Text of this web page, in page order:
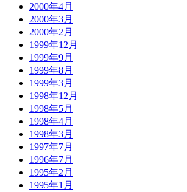
2000年4月
2000年3月
2000年2月
1999年12月
1999年9月
1999年8月
1999年3月
1998年12月
1998年5月
1998年4月
1998年3月
1997年7月
1996年7月
1995年2月
1995年1月